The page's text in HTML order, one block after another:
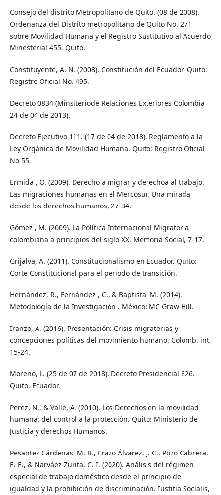
Consejo del distrito Metropolitano de Quito. (08 de 2008).
Ordenanza del Distrito metropolitano de Quito No. 271
sobre Movilidad Humana y el Registro Sustitutivo al Acuerdo
Minesterial 455. Quito.
Constituyente, A. N. (2008). Constitución del Ecuador. Quito:
Registro Oficial No. 495.
Decreto 0834 (Minsiteriode Relaciones Exteriores Colombia
24 de 04 de 2013).
Decreto Ejecutivo 111. (17 de 04 de 2018). Reglamento a la
Ley Orgánica de Movilidad Humana. Quito: Registro Oficial
No 55.
Ermida , O. (2009). Derecho a migrar y derechoa al trabajo.
Las migraciones humanas en el Mercosur. Una mirada
desde los derechos humanos, 27-34.
Gómez , M. (2009). La Política Internacional Migratoria
colombiana a principios del siglo XX. Memoria Social, 7-17.
Grijalva, A. (2011). Constitucionalismo en Ecuador. Quito:
Corte Constitucional para el periodo de transición.
Hernández, R., Fernández , C., & Baptista, M. (2014).
Metodología de la Investigación . México: MC Graw Hill.
Iranzo, A. (2016). Presentación: Crisis migratorias y
concepciones políticas del movimiento humano. Colomb. int,
15-24.
Moreno, L. (25 de 07 de 2018). Decreto Presidencial 826.
Quito, Ecuador.
Perez, N., & Valle, A. (2010). Los Derechos en la movilidad
humana: del control a la protecciòn. Quito: Ministerio de
Justicia y derechos Humanos.
Pesantez Cárdenas, M. B., Erazo Álvarez, J. C., Pozo Cabrera,
E. E., & Narváez Zurita, C. I. (2020). Análisis del régimen
especial de trabajo doméstico desde el principio de
igualdad y la prohibición de discriminación. Iustitia Socialis,